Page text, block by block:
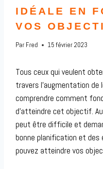
IDÉALE EN
VOS
Par Fred 15 février 2023
Tous ceux qui veulent
travers l’augmentation
comprendre comment
d’atteindre cet objectif.
peut être difficile et
bonne planification et
pouvez atteindre vos